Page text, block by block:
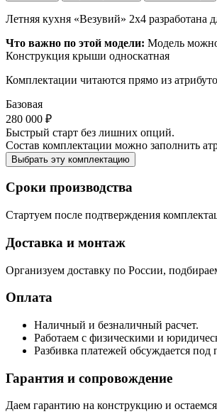
Летняя кухня «Везувий» 2х4 разработана
Что важно по этой модели: Модель можно
Конструкция крыши односкатная
Комплектации читаются прямо из
Базовая
280 000 ₽
Быстрый старт без лишних опций.
Состав комплектации можно заполнить
Выбрать эту комплектацию
Сроки производства
Стартуем после подтверждения
Доставка и монтаж
Организуем доставку по России,
Оплата
Наличный и безналичный расчет.
Работаем с физическими и
Разбивка платежей обсуждается под
Гарантия и сопровождение
Даем гарантию на конструкцию и